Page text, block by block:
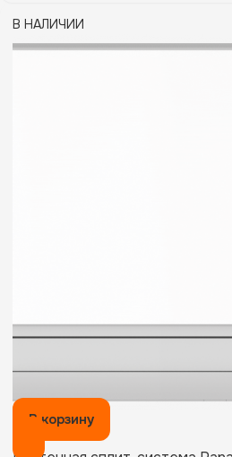
В НАЛИЧИИ
В корзину